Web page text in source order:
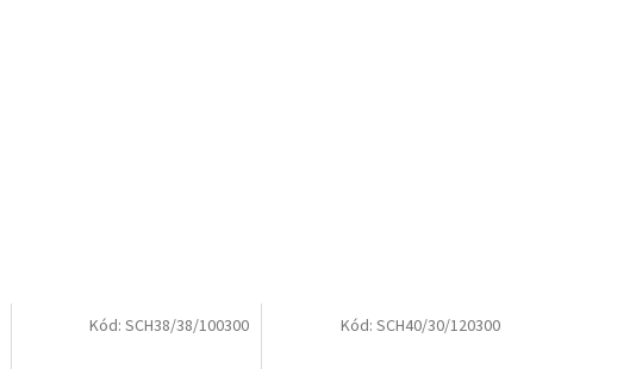
Kód:SCH38/38/100300 Kód: SCH40/30/120300